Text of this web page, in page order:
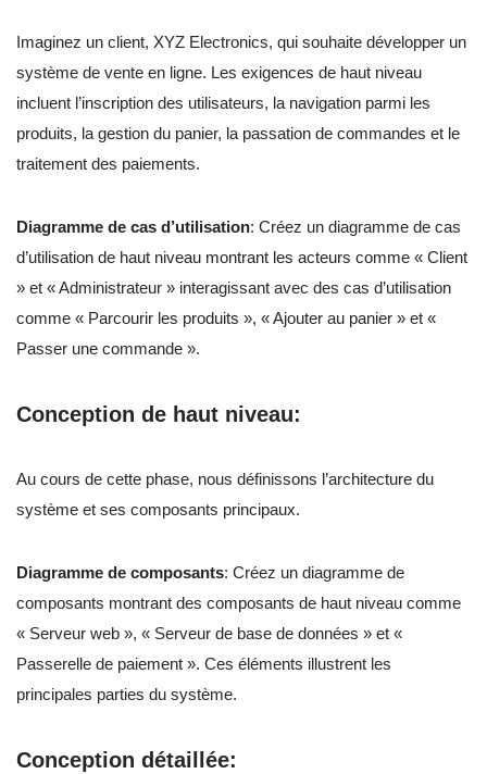
Imaginez un client, XYZ Electronics, qui souhaite développer un
système de vente en ligne. Les exigences de haut niveau
incluent l’inscription des utilisateurs, la navigation parmi les
produits, la gestion du panier, la passation de commandes et le
traitement des paiements.
Diagramme de cas d’utilisation: Créez un diagramme de cas
d’utilisation de haut niveau montrant les acteurs comme « Client
» et « Administrateur » interagissant avec des cas d’utilisation
comme « Parcourir les produits », « Ajouter au panier » et «
Passer une commande ».
Conception de haut niveau:
Au cours de cette phase, nous définissons l’architecture du
système et ses composants principaux.
Diagramme de composants: Créez un diagramme de
composants montrant des composants de haut niveau comme
« Serveur web », « Serveur de base de données » et «
Passerelle de paiement ». Ces éléments illustrent les
principales parties du système.
Conception détaillée: